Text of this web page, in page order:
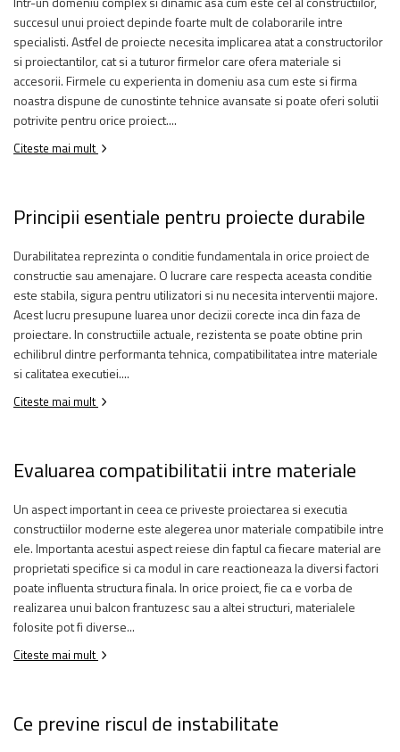
succesul unui proiect depinde foarte mult de colaborarile intre
specialisti. Astfel de proiecte necesita implicarea atat a constructorilor
si proiectantilor, cat si a tuturor firmelor care ofera materiale si
accesorii. Firmele cu experienta in domeniu asa cum este si firma
noastra dispune de cunostinte tehnice avansate si poate oferi solutii
potrivite pentru orice proiect....
Citeste mai mult
Principii esentiale pentru proiecte durabile
Durabilitatea reprezinta o conditie fundamentala in orice proiect de
constructie sau amenajare. O lucrare care respecta aceasta conditie
este stabila, sigura pentru utilizatori si nu necesita interventii majore.
Acest lucru presupune luarea unor decizii corecte inca din faza de
proiectare. In constructiile actuale, rezistenta se poate obtine prin
echilibrul dintre performanta tehnica, compatibilitatea intre materiale
si calitatea executiei....
Citeste mai mult
Evaluarea compatibilitatii intre materiale
Un aspect important in ceea ce priveste proiectarea si executia
constructiilor moderne este alegerea unor materiale compatibile intre
ele. Importanta acestui aspect reiese din faptul ca fiecare material are
proprietati specifice si ca modul in care reactioneaza la diversi factori
poate influenta structura finala. In orice proiect, fie ca e vorba de
realizarea unui balcon frantuzesc sau a altei structuri, materialele
folosite pot fi diverse...
Citeste mai mult
Ce previne riscul de instabilitate